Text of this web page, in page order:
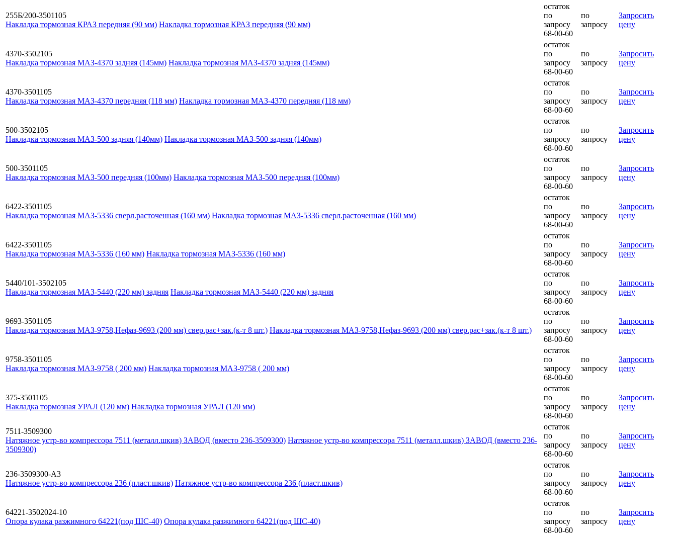
255Б/200-3501105
Накладка тормозная КРАЗ передняя (90 мм) Накладка тормозная КРАЗ передняя (90 мм)
остаток
по
запросу
68-00-60
по
запросу
Запросить
цену
4370-3502105
Накладка тормозная МАЗ-4370 задняя (145мм) Накладка тормозная МАЗ-4370 задняя (145мм)
остаток
по
запросу
68-00-60
по
запросу
Запросить
цену
4370-3501105
Накладка тормозная МАЗ-4370 передняя (118 мм) Накладка тормозная МАЗ-4370 передняя (118 мм)
остаток
по
запросу
68-00-60
по
запросу
Запросить
цену
500-3502105
Накладка тормозная МАЗ-500 задняя (140мм) Накладка тормозная МАЗ-500 задняя (140мм)
остаток
по
запросу
68-00-60
по
запросу
Запросить
цену
500-3501105
Накладка тормозная МАЗ-500 передняя (100мм) Накладка тормозная МАЗ-500 передняя (100мм)
остаток
по
запросу
68-00-60
по
запросу
Запросить
цену
6422-3501105
Накладка тормозная МАЗ-5336 сверл.расточенная (160 мм) Накладка тормозная МАЗ-5336 сверл.расточенная (160 мм)
остаток
по
запросу
68-00-60
по
запросу
Запросить
цену
6422-3501105
Накладка тормозная МАЗ-5336 (160 мм) Накладка тормозная МАЗ-5336 (160 мм)
остаток
по
запросу
68-00-60
по
запросу
Запросить
цену
5440/101-3502105
Накладка тормозная МАЗ-5440 (220 мм) задняя Накладка тормозная МАЗ-5440 (220 мм) задняя
остаток
по
запросу
68-00-60
по
запросу
Запросить
цену
9693-3501105
Накладка тормозная МАЗ-9758,Нефаз-9693 (200 мм) свер.рас+зак.(к-т 8 шт.) Накладка тормозная МАЗ-9758,Нефаз-9693 (200 мм) свер.рас+зак.(к-т 8 шт.)
остаток
по
запросу
68-00-60
по
запросу
Запросить
цену
9758-3501105
Накладка тормозная МАЗ-9758 ( 200 мм) Накладка тормозная МАЗ-9758 ( 200 мм)
остаток
по
запросу
68-00-60
по
запросу
Запросить
цену
375-3501105
Накладка тормозная УРАЛ (120 мм) Накладка тормозная УРАЛ (120 мм)
остаток
по
запросу
68-00-60
по
запросу
Запросить
цену
7511-3509300
Натяжное устр-во компрессора 7511 (металл.шкив) ЗАВОД (вместо 236-3509300) Натяжное устр-во компрессора 7511 (металл.шкив) ЗАВОД (вместо 236-
3509300)
остаток
по
запросу
68-00-60
по
запросу
Запросить
цену
236-3509300-А3
Натяжное устр-во компрессора 236 (пласт.шкив) Натяжное устр-во компрессора 236 (пласт.шкив)
остаток
по
запросу
68-00-60
по
запросу
Запросить
цену
64221-3502024-10
Опора кулака разжимного 64221(под ШС-40) Опора кулака разжимного 64221(под ШС-40)
остаток
по
запросу
68-00-60
по
запросу
Запросить
цену